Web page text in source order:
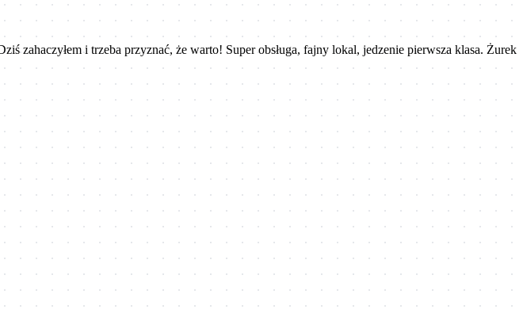
zahaczyłem i trzeba przyznać, że warto! Super obsługa, fajny lokal, jedzenie pierwsza klasa. Żurek